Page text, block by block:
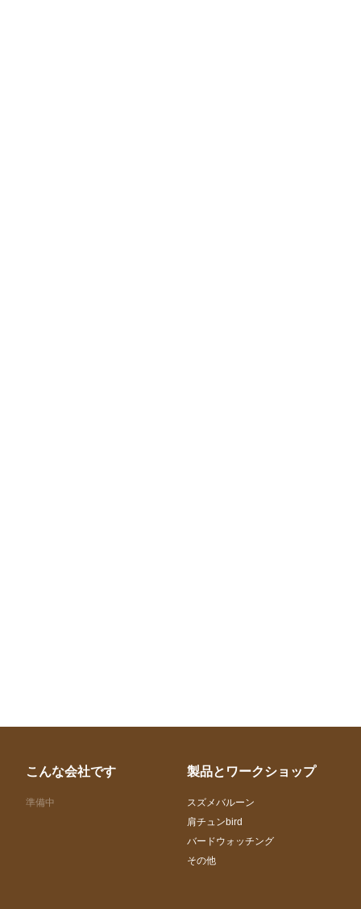
こんな会社です
準備中
製品とワークショップ
スズメバルーン
肩チュンbird
バードウォッチング
その他